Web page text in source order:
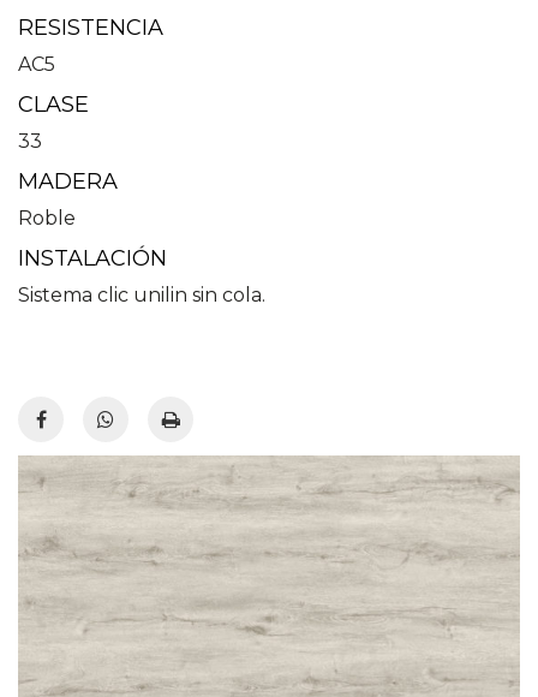
RESISTENCIA
AC5
CLASE
33
MADERA
Roble
INSTALACIÓN
Sistema clic unilin sin cola.